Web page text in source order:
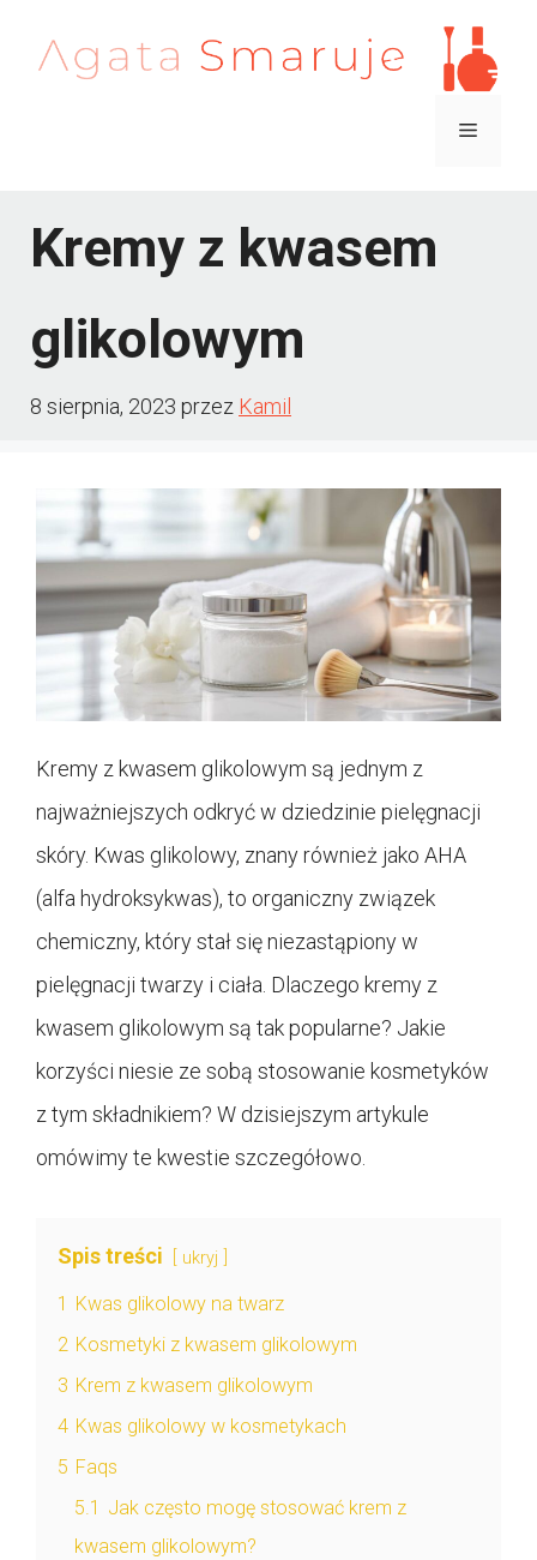
Menu
Kremy z kwasem
glikolowym
8 sierpnia, 2023 przez Kamil
Kremy z kwasem glikolowym są jednym z
najważniejszych odkryć w dziedzinie pielęgnacji
skóry. Kwas glikolowy, znany również jako AHA
(alfa hydroksykwas), to organiczny związek
chemiczny, który stał się niezastąpiony w
pielęgnacji twarzy i ciała. Dlaczego kremy z
kwasem glikolowym są tak popularne? Jakie
korzyści niesie ze sobą stosowanie kosmetyków
z tym składnikiem? W dzisiejszym artykule
omówimy te kwestie szczegółowo.
Spis treści ukryj
1 Kwas glikolowy na twarz
2 Kosmetyki z kwasem glikolowym
3 Krem z kwasem glikolowym
4 Kwas glikolowy w kosmetykach
5 Faqs
5.1 Jak często mogę stosować krem z
kwasem glikolowym?